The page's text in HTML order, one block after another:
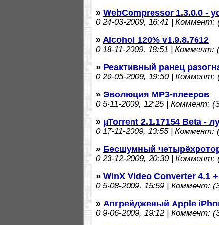
» WebCompressor 1.3.0.0 -
024-03-2009, 16:41 | Коммент:
» Alcohol 120% v1.9.8.7612
018-11-2009, 18:51 | Коммент:
» Реактивный ранец
020-05-2009, 19:50 | Коммент:
» Эволюция MP3-плееров
05-11-2009, 12:25 | Коммент:
» µTorrent 2.1.17154 Beta -
017-11-2009, 13:55 | Коммент:
» Бесшумный
023-12-2009, 20:30 | Коммент:
» WinX Video Converter 4.1
05-08-2009, 15:59 | Коммент:
» Апгрейдженый Apple
09-06-2009, 19:12 | Коммент: